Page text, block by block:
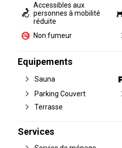
Accessibles aux
personnes à mobilité
réduite
Non fumeur
Equipements
Sauna
Parking Couvert
Terrasse
Services